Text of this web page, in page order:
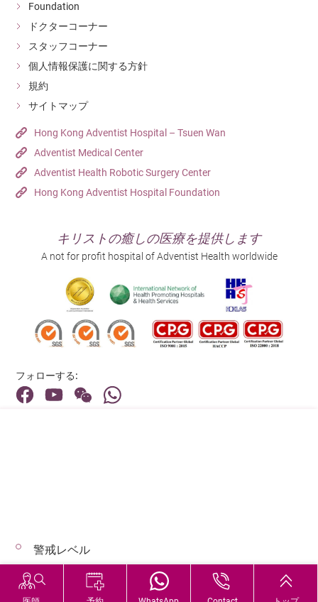
Foundation
ドクターコーナー
スタッフコーナー
個人情報保護に関する方針
規約
サイトマップ
Hong Kong Adventist Hospital – Tsuen Wan
Adventist Medical Center
Adventist Health Robotic Surgery Center
Hong Kong Adventist Hospital Foundation
キリストの癒しの医療を提供します
A not for profit hospital of Adventist Health worldwide
フォローする:
© 2026 著作権©アドベンティストヘルス 無断転載を禁じます。
警戒レベル
Hospital Services During Bad Weather